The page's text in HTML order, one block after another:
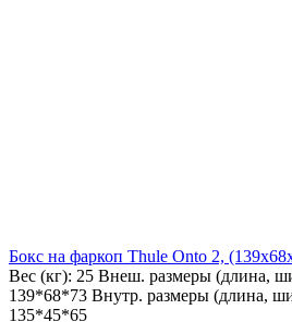
Бокс на фаркоп Thule Onto 2,
Вес (кг): 25 Внеш. размеры (длина,
139*68*73 Внутр. размеры (длина,
135*45*65